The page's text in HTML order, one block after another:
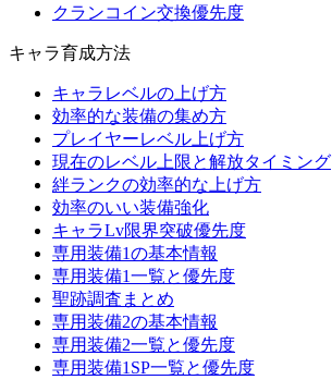
クランコイン交換優先度
キャラ育成方法
キャラレベルの上げ方
効率的な装備の集め方
プレイヤーレベル上げ方
現在のレベル上限と解放タイミング
絆ランクの効率的な上げ方
効率のいい装備強化
キャラLv限界突破優先度
専用装備1の基本情報
専用装備1一覧と優先度
聖跡調査まとめ
専用装備2の基本情報
専用装備2一覧と優先度
専用装備1SP一覧と優先度